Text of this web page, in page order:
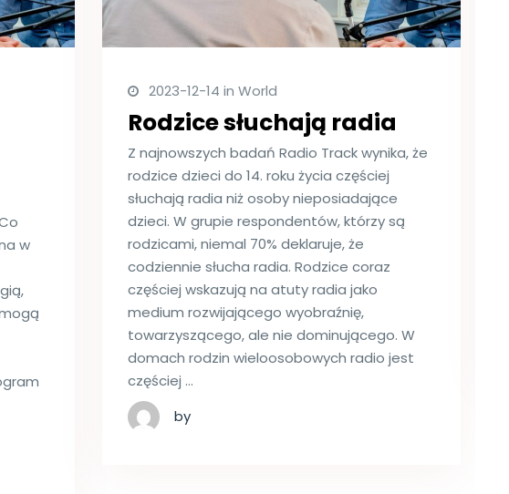
w
2023-12-14 in World
Rodzice słuchają radia
Z najnowszych badań Radio Track wynika, że
rodzice dzieci do 14. roku życia częściej
słuchają radia niż osoby nieposiadające
dzieci. W grupie respondentów, którzy są
rodzicami, niemal 70% deklaruje, że
codziennie słucha radia. Rodzice coraz
częściej wskazują na atuty radia jako
medium rozwijającego wyobraźnię,
towarzyszącego, ale nie dominującego. W
domach rodzin wieloosobowych radio jest
częściej …
by